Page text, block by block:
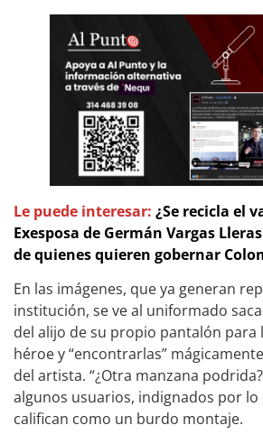
Le puede interesar: ¿Se recicla el
Exesposa de Germán Vargas
de quienes quieren gobernar
En las imágenes, que ya generan
institución, se ve al uniformado
del alijo de su propio pantalón para
héroe y “encontrarlas”
del artista. “¿Otra manzana
algunos usuarios, indignados por lo
califican como un burdo montaje.